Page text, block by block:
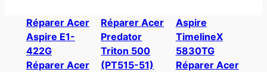
Réparer Acer
Aspire E1-
422G
Réparer Acer
Réparer Acer
Predator
Triton 500
(PT515-51)
Aspire
TimelineX
5830TG
Réparer Acer